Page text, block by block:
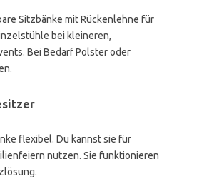
Sitzbänke mit Rückenlehne für
bei kleineren,
Bei Bedarf Polster oder
flexibel. Du kannst sie für
nutzen. Sie funktionieren